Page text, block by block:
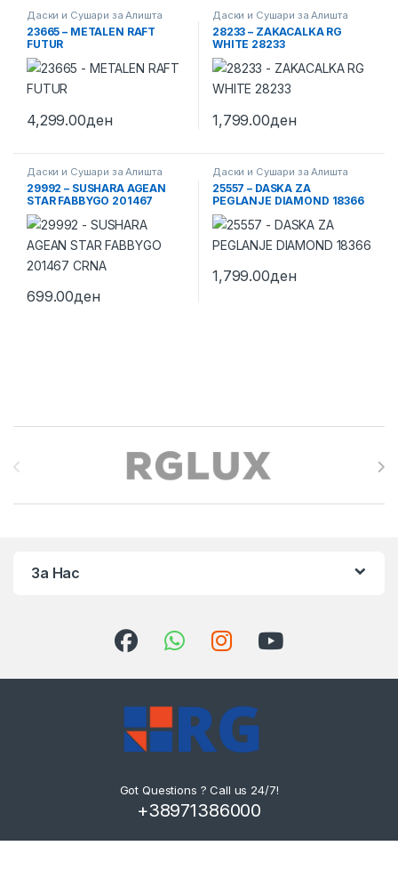
Даски и Сушари за Алишта
23665 – METALEN RAFT
FUTUR
4,299.00ден
Даски и Сушари за Алишта
28233 – ZAKACALKA RG
WHITE 28233
1,799.00ден
Даски и Сушари за Алишта
29992 – SUSHARA AGEAN
STAR FABBYGO 201467
CRNA
699.00ден
Даски и Сушари за Алишта
25557 – DASKA ZA
PEGLANJE DIAMOND 18366
1,799.00ден
За Нас
Got Questions ? Call us 24/7!
+38971386000